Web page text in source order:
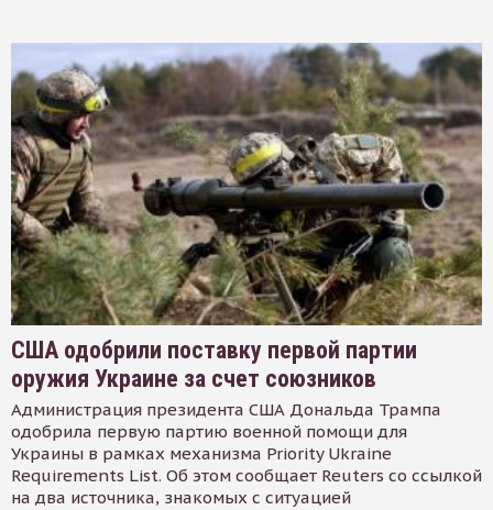
США одобрили поставку первой партии
оружия Украине за счет союзников
Администрация президента США Дональда Трампа
одобрила первую партию военной помощи для
Украины в рамках механизма Priority Ukraine
Requirements List. Об этом сообщает Reuters со ссылкой
на два источника, знакомых с ситуацией